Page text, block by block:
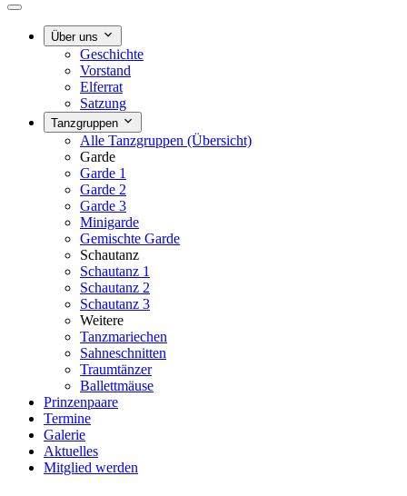
Über uns
Geschichte
Vorstand
Elferrat
Satzung
Tanzgruppen
Alle Tanzgruppen (Übersicht)
Garde
Garde 1
Garde 2
Garde 3
Minigarde
Gemischte Garde
Schautanz
Schautanz 1
Schautanz 2
Schautanz 3
Weitere
Tanzmariechen
Sahneschnitten
Traumtänzer
Ballettmäuse
Prinzenpaare
Termine
Galerie
Aktuelles
Mitglied werden